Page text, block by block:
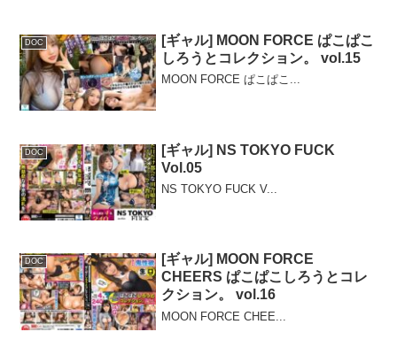
DOC
[ギャル] MOON FORCE ぱこぱこ
しろうとコレクション。 vol.15
MOON FORCE ぱこぱこ...
DOC
[ギャル] NS TOKYO FUCK
Vol.05
NS TOKYO FUCK V...
DOC
[ギャル] MOON FORCE
CHEERS ぱこぱこしろうとコレ
クション。 vol.16
MOON FORCE CHEE...